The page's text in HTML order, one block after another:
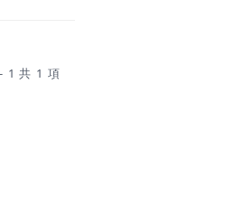
1 共 1 項